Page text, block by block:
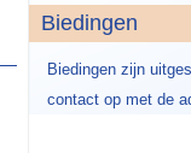
Biedingen
Biedingen zijn
contact op met de